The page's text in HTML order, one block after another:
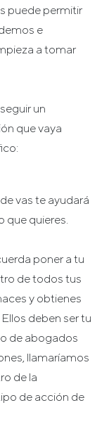
puede permitir
e
a tomar
un
que vaya
vas te ayudará
que quieres.
poner a tu
de todos tus
y obtienes
deben ser tu
de abogados
llamaríamos
de la
de acción de